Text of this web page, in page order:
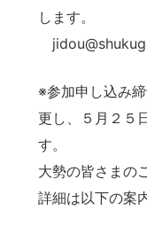
します。
※参加申し込み
更し、５月２５
大勢の皆さまの
詳細は以下の案